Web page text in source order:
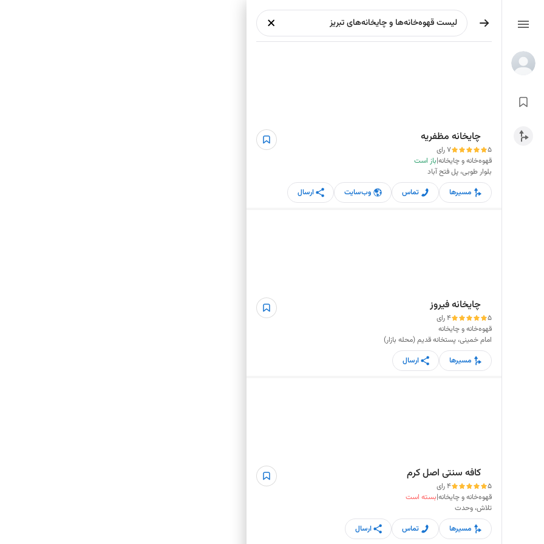
چایخانه مظفریه
5
7 رای
قهوه‌خانه و چایخانه|باز است
بلوار طوبی، پل فتح آباد
مسیرها
تماس وب‌سایت ارسال
چایخانه فیروز
5
4 رای
قهوه‌خانه و چایخانه
امام خمینی، پستخانه قدیم (محله بازار)
مسیرها
ارسال
کافه سنتی اصل کرم
5
4 رای
قهوه‌خانه و چایخانه|بسته است
تلاش، وحدت
مسیرها
تماس ارسال